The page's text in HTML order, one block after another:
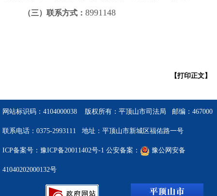
（三）联系方式： 8991148
【打印正文】
网站标识码：4104000038 版权所有：平顶山市司法局 邮编：467000
联系电话：0375-2993111 地址：平顶山市新城区福佑路一号
ICP备案号：豫ICP备20011402号-1 公安备案： 豫公网安备
41040202000132号